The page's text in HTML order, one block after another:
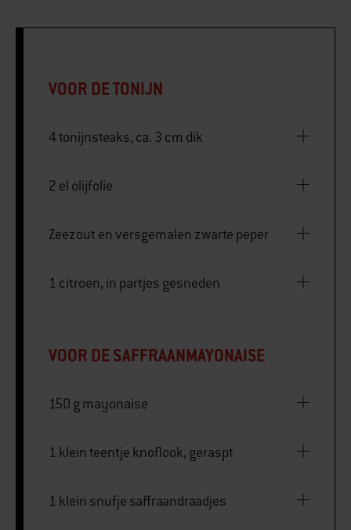
VOOR DE TONIJN
4 tonijnsteaks, ca. 3 cm dik
2 el olijfolie
Zeezout en versgemalen zwarte peper
1 citroen, in partjes gesneden
VOOR DE SAFFRAANMAYONAISE
150 g mayonaise
1 klein teentje knoflook, geraspt
1 klein snufje saffraandraadjes